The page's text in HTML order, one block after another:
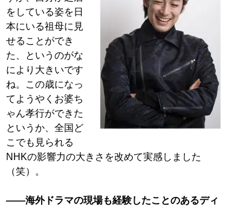
をしている姿を日
本にいる祖母に見
せることができ
た、というのがな
により大きいです
ね。この歳になっ
てようやくお婆ち
ゃん孝行ができた
というか、全国ど
こでも見られる
NHKの影響力の大きさを改めて実感しました
（笑）。
――海外ドラマの現場も経験したことのあるディ